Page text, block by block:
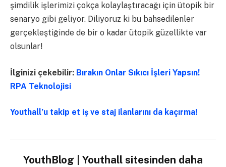
şimdilik işlerimizi çokça kolaylaştıracağı için ütopik bir
senaryo gibi geliyor. Diliyoruz ki bu bahsedilenler
gerçekleştiğinde de bir o kadar ütopik güzellikte var
olsunlar!
İlginizi çekebilir: Bırakın Onlar Sıkıcı İşleri Yapsın!
RPA Teknolojisi
Youthall’u takip et iş ve staj ilanlarını da kaçırma!
YouthBlog | Youthall sitesinden daha